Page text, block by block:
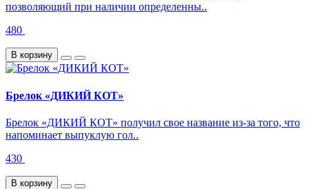
позволяющий при наличии определенны..
480
В корзину
Брелок «ДИКИЙ КОТ»
Брелок «ДИКИЙ КОТ» получил свое название из-за того, что
напоминает выпуклую гол..
430
В корзину